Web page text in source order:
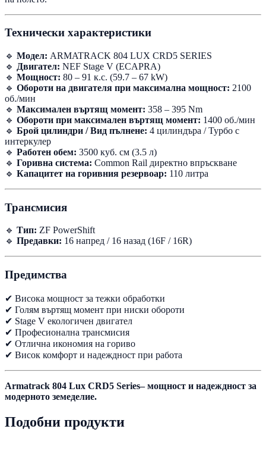
Технически характеристики
🔹 Модел: ARMATRACK 804 LUX CRD5 SERIES
🔹 Двигател: NEF Stage V (ECAPRA)
🔹 Мощност: 80 – 91 к.с. (59.7 – 67 kW)
🔹 Обороти на двигателя при максимална мощност: 2100
об./мин
🔹 Максимален въртящ момент: 358 – 395 Nm
🔹 Обороти при максимален въртящ момент: 1400 об./мин
🔹 Брой цилиндри / Вид пълнене: 4 цилиндъра / Турбо с
интеркулер
🔹 Работен обем: 3500 куб. см (3.5 л)
🔹 Горивна система: Common Rail директно впръскване
🔹 Капацитет на горивния резервоар: 110 литра
Трансмисия
🔹 Тип: ZF PowerShift
🔹 Предавки: 16 напред / 16 назад (16F / 16R)
Предимства
✔ Висока мощност за тежки обработки
✔ Голям въртящ момент при ниски обороти
✔ Stage V екологичен двигател
✔ Професионална трансмисия
✔ Отлична икономия на гориво
✔ Висок комфорт и надеждност при работа
Armatrack 804 Lux CRD5 Series– мощност и надеждност за
модерното земеделие.
Подобни продукти